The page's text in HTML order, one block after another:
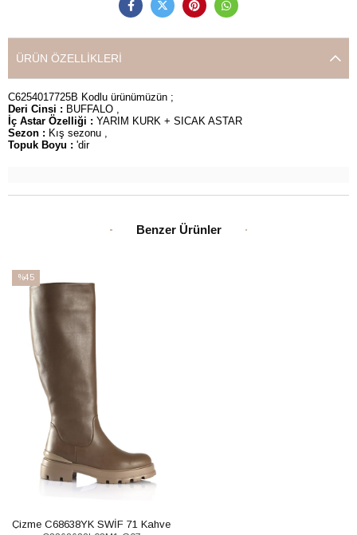
ÜRÜN ÖZELLIKLERI
C6254017725B Kodlu ürünümüzün ;
Deri Cinsi : BUFFALO ,
İç Astar Özelliği : YARIM KURK + SICAK ASTAR
Sezon : Kış sezonu ,
Topuk Boyu : 'dir
Benzer Ürünler
%45
İndirim
Çizme C68638YK SWİF 71 Kahve